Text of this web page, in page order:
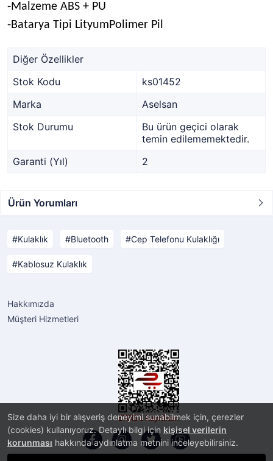
Size daha iyi bir alışveriş deneyimi sunabilmek için, çerezler
(cookies) kullanıyoruz. Detaylı bilgi için kişisel verilerin
korunması hakkında aydınlatma metnini inceleyebilirsiniz.
-Malzeme ABS + PU
-Batarya Tipi LityumPolimer Pil
Diğer Özellikler
Stok Kodu
ks01452
Marka
Aselsan
Stok Durumu
Bu ürün geçici olarak
temin edilememektedir.
Garanti (Yıl)
2
Ürün Yorumları
Kulaklık Bluetooth Cep Telefonu Kulaklığı
Kablosuz Kulaklık
Hakkımızda
Müşteri Hizmetleri